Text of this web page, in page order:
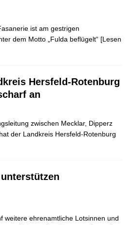
ist am gestrigen
dem Motto „Fulda beflügelt“ [Lesen
Hersfeld-Rotenburg
an
zwischen Mecklar, Dipperz
der Landkreis Hersfeld-Rotenburg
weitere ehrenamtliche Lotsinnen und